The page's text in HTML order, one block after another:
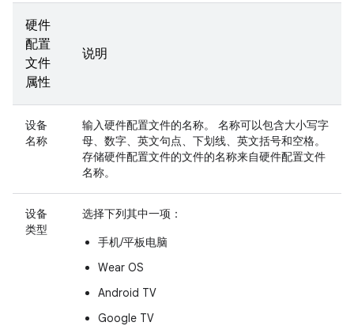
硬件
配置
文件
属性
说明
设备
名称
输入硬件配置文件的名称。 名称可以包含大小写字
母、数字、英文句点、下划线、英文括号和空格。
存储硬件配置文件的文件的名称来自硬件配置文件
名称。
设备
类型
选择下列其中一项：
手机/平板电脑
Wear OS
Android TV
Google TV